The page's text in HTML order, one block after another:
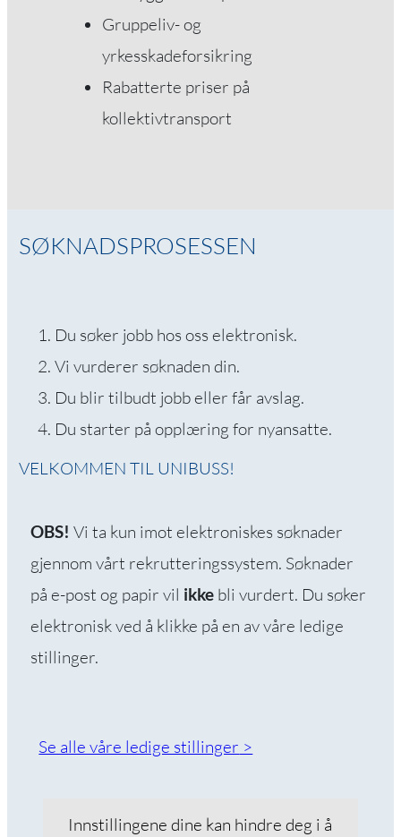
Gruppeliv- og
yrkesskadeforsikring
Rabatterte priser på
kollektivtransport
SØKNADSPROSESSEN
Du søker jobb hos oss elektronisk.
Vi vurderer søknaden din.
Du blir tilbudt jobb eller får avslag.
Du starter på opplæring for nyansatte.
VELKOMMEN TIL UNIBUSS!
OBS! Vi ta kun imot elektroniskes søknader
gjennom vårt rekrutteringssystem. Søknader
på e-post og papir vil ikke bli vurdert. Du søker
elektronisk ved å klikke på en av våre ledige
stillinger.
Se alle våre ledige stillinger
Innstillingene dine kan hindre deg i å